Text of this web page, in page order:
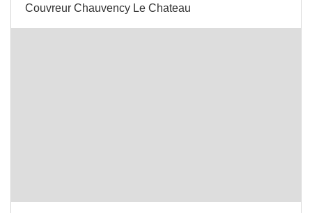
Couvreur Chauvency Le Chateau